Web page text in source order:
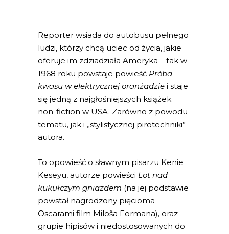
Reporter wsiada do autobusu pełnego
ludzi, którzy chcą uciec od życia, jakie
oferuje im zdziadziała Ameryka – tak w
1968 roku powstaje powieść Próba
kwasu w elektrycznej oranżadzie i staje
się jedną z najgłośniejszych książek
non-fiction w USA. Zarówno z powodu
tematu, jak i „stylistycznej pirotechniki”
autora.
To opowieść o sławnym pisarzu Kenie
Keseyu, autorze powieści Lot nad
kukułczym gniazdem (na jej podstawie
powstał nagrodzony pięcioma
Oscarami film Miloša Formana), oraz
grupie hipisów i niedostosowanych do